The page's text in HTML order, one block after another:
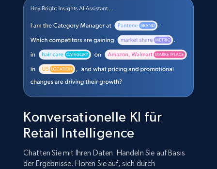
Konversationelle KI für
Retail Intelligence
Chatten Sie mit Ihren Daten. Handeln Sie auf Basis
der Ergebnisse. Hören Sie auf, sich durch